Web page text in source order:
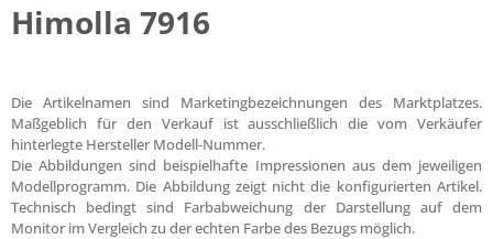
Himolla 7916
Die Artikelnamen sind Marketingbezeichnungen des Marktplatzes.
Maßgeblich für den Verkauf ist ausschließlich die vom Verkäufer
hinterlegte Hersteller Modell-Nummer.
Die Abbildungen sind beispielhafte Impressionen aus dem jeweiligen
Modellprogramm. Die Abbildung zeigt nicht die konfigurierten Artikel.
Technisch bedingt sind Farbabweichung der Darstellung auf dem
Monitor im Vergleich zu der echten Farbe des Bezugs möglich.